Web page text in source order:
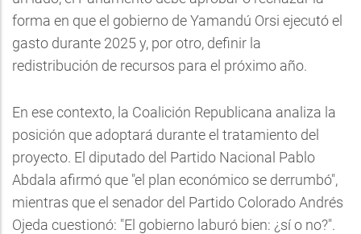
forma en que el gobierno de Yamandú Orsi ejecutó el
gasto durante 2025 y, por otro, definir la
redistribución de recursos para el próximo año.
En ese contexto, la Coalición Republicana analiza la
posición que adoptará durante el tratamiento del
proyecto. El diputado del Partido Nacional Pablo
Abdala afirmó que "el plan económico se derrumbó",
mientras que el senador del Partido Colorado Andrés
Ojeda cuestionó: "El gobierno laburó bien: ¿sí o no?".